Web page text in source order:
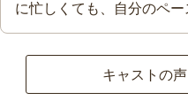
に忙しくても、自分のペー
キャストの